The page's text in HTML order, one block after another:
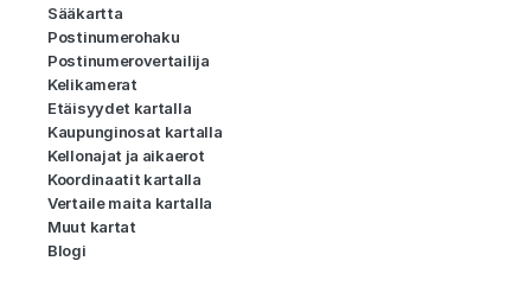
Sääkartta
Postinumerohaku
Postinumerovertailija
Kelikamerat
Etäisyydet kartalla
Kaupunginosat kartalla
Kellonajat ja aikaerot
Koordinaatit kartalla
Vertaile maita kartalla
Muut kartat
Blogi